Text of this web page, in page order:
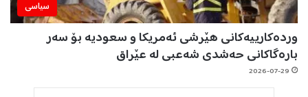
سیاسی
وردەکارییەکانی هێرشی ئەمریکا و سعودیە بۆ سەر
بارەگاکانی حەشدی شەعبی لە عێراق
2026-07-29